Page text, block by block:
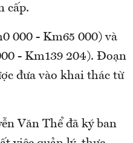
cấp.
000 - Km65 000) và
- Km139 204). Đoạn
đưa vào khai thác từ
Văn Thể đã ký ban